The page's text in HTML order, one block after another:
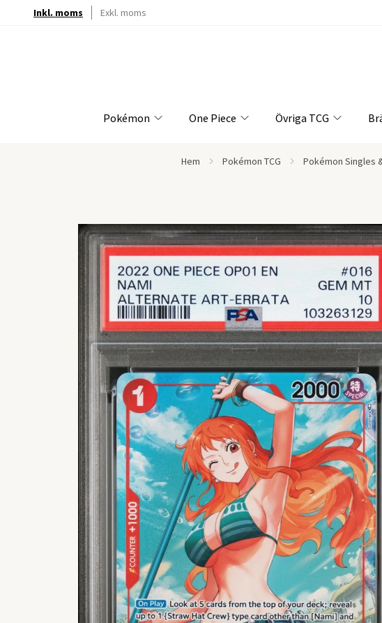
Inkl. moms Exkl. moms
Pokémon One Piece Övriga TCG
Hem Pokémon TCG Pokémon Singles